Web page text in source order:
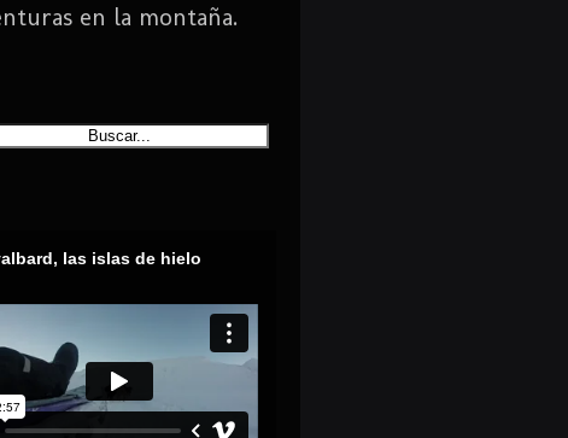
en la montaña.
las islas de hielo